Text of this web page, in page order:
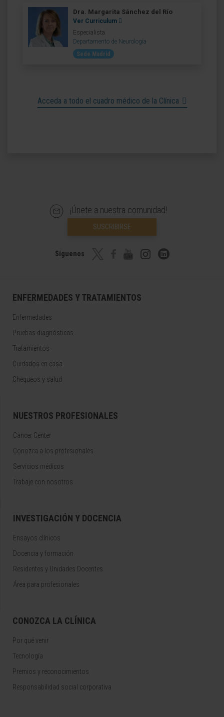
Dra. Margarita Sánchez del Río
Ver Curriculum
Especialista
Departamento de Neurología
Sede Madrid
Acceda a todo el cuadro médico de la Clínica
¡Únete a nuestra comunidad!
SUSCRIBIRSE
Síguenos
ENFERMEDADES Y TRATAMIENTOS
Enfermedades
Pruebas diagnósticas
Tratamientos
Cuidados en casa
Chequeos y salud
NUESTROS PROFESIONALES
Cancer Center
Conozca a los profesionales
Servicios médicos
Trabaje con nosotros
INVESTIGACIÓN Y DOCENCIA
Ensayos clínicos
Docencia y formación
Residentes y Unidades Docentes
Área para profesionales
CONOZCA LA CLÍNICA
Por qué venir
Tecnología
Premios y reconocimientos
Responsabilidad social corporativa